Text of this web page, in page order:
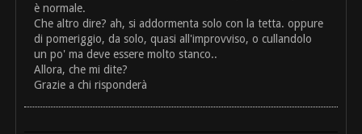
è normale.
Che altro dire? ah, si addormenta solo con la tetta. oppure
di pomeriggio, da solo, quasi all'improvviso, o cullandolo
un po' ma deve essere molto stanco..
Allora, che mi dite?
Grazie a chi risponderà